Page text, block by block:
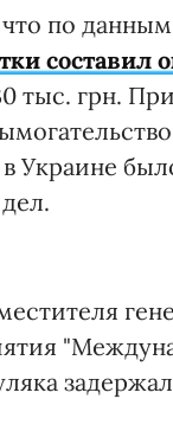
по данным
составил
тыс. грн.
Украине